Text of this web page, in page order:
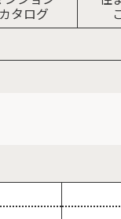
カタログ